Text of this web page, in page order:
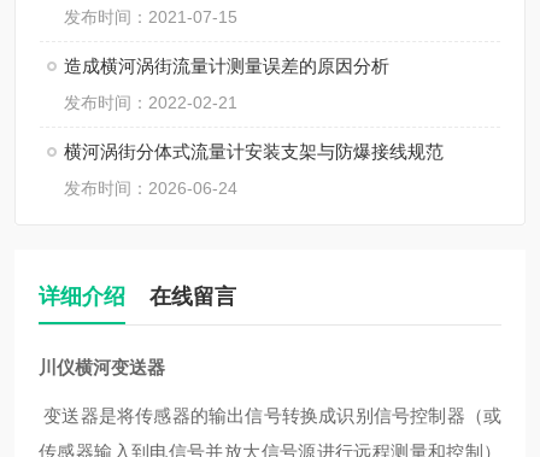
发布时间：2021-07-15
造成横河涡街流量计测量误差的原因分析
发布时间：2022-02-21
横河涡街分体式流量计安装支架与防爆接线规范
发布时间：2026-06-24
详细介绍 在线留言
川仪横河变送器
变送器是将传感器的输出信号转换成识别信号控制器（或
传感器输入到电信号并放大信号源进行远程测量和控制）